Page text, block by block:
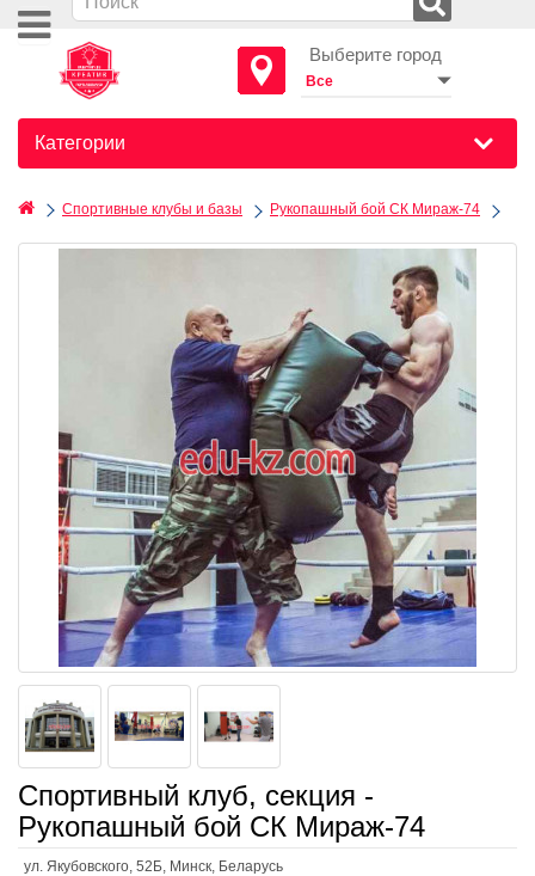
Выберите город
Категории
Спортивные клубы и базы Рукопашный бой СК Мираж-74
Спортивный клуб, секция -
Рукопашный бой СК Мираж-74
ул. Якубовского, 52Б, Минск, Беларусь